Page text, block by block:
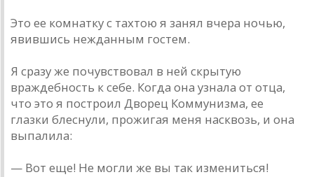
Это ее комнатку с тахтою я занял вчера ночью,
явившись нежданным гостем.
Я сразу же почувствовал в ней скрытую
враждебность к себе. Когда она узнала от отца,
что это я построил Дворец Коммунизма, ее
глазки блеснули, прожигая меня насквозь, и она
выпалила:
— Вот еще! Не могли же вы так измениться!